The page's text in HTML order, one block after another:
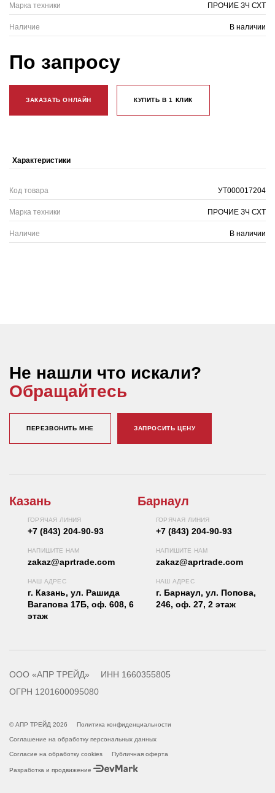
Марка техники ПРОЧИЕ ЗЧ СХТ
Наличие В наличии
По запросу
ЗАКАЗАТЬ ОНЛАЙН КУПИТЬ В 1 КЛИК
Характеристики
Код товара УТ000017204
Марка техники ПРОЧИЕ ЗЧ СХТ
Наличие В наличии
Не нашли что искали?
Обращайтесь
ПЕРЕЗВОНИТЬ МНЕ ЗАПРОСИТЬ ЦЕНУ
Казань
ГОРЯЧАЯ ЛИНИЯ
+7 (843) 204-90-93
НАПИШИТЕ НАМ
zakaz@aprtrade.com
НАШ АДРЕС
г. Казань, ул. Рашида
Вагапова 17Б, оф. 608, 6
этаж
Барнаул
ГОРЯЧАЯ ЛИНИЯ
+7 (843) 204-90-93
НАПИШИТЕ НАМ
zakaz@aprtrade.com
НАШ АДРЕС
г. Барнаул, ул. Попова,
246, оф. 27, 2 этаж
ООО «АПР ТРЕЙД»
ИНН 1660355805
ОГРН 1201600095080
© АПР ТРЕЙД 2026 Политика конфиденциальности
Соглашение на обработку персональных данных
Согласие на обработку cookies Публичная оферта
Разработка и продвижение